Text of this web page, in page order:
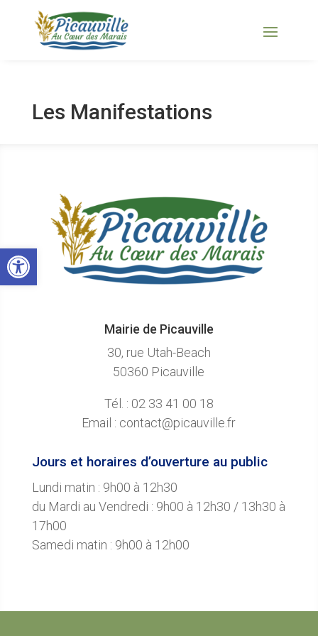
Ouvrir la barre d’outils
Les Manifestations
Mairie de Picauville
30, rue Utah-Beach
50360 Picauville
Tél. : 02 33 41 00 18
Email : contact@picauville.fr
Jours et horaires d’ouverture au public
Lundi matin : 9h00 à 12h30
du Mardi au Vendredi : 9h00 à 12h30 / 13h30 à
17h00
Samedi matin : 9h00 à 12h00